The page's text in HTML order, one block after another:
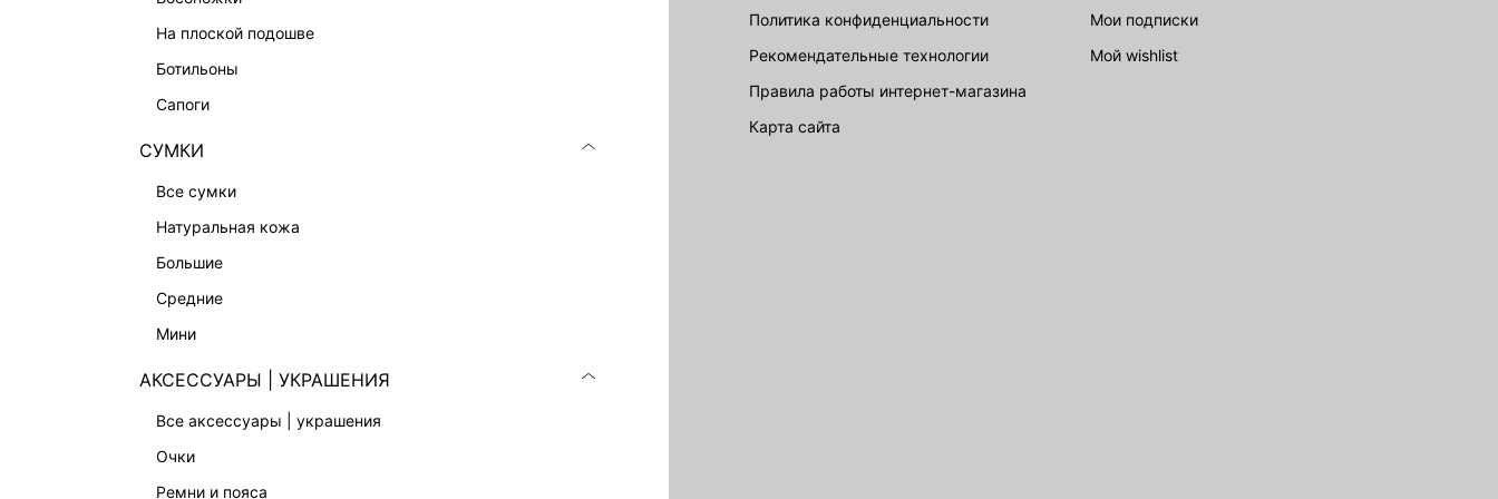
на плоской подошве
ботильоны
сапоги
СУМКИ
все сумки
натуральная кожа
большие
средние
мини
АКСЕССУАРЫ | УКРАШЕНИЯ
все аксессуары | украшения
очки
ремни и пояса
БАЛЬЗАМЫ-ТИНТЫ
ЛИМИТИРОВАННЫЕ КОЛЛЕКЦИИ
КАПСУЛЬНЫЙ ГАРДЕРОБ
В ОТТЕНКАХ СЕРОГО
LOVE REPUBLIC MAISON
Политика конфиденциальности
Рекомендательные технологии
Правила работы интернет-магазина
карта сайта
Мои подписки
Мой wishlist